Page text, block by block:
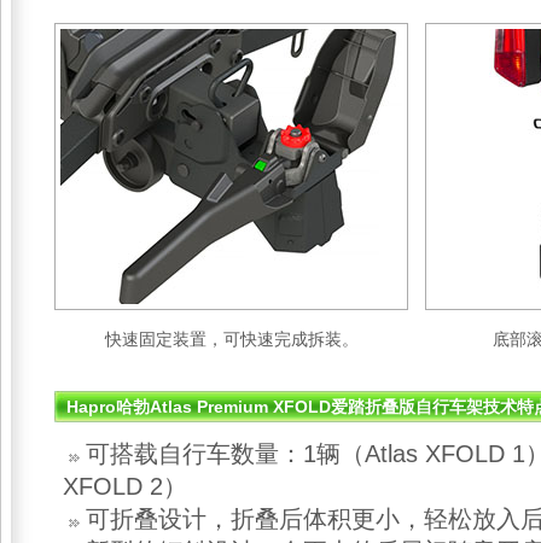
快速固定装置，可快速完成拆装。 底部
Hapro哈勃Atlas Premium XFOLD爱踏折叠版自行车架技术特
可搭载自行车数量：1辆（Atlas XFOLD 1
XFOLD 2）
可折叠设计，折叠后体积更小，轻松放入